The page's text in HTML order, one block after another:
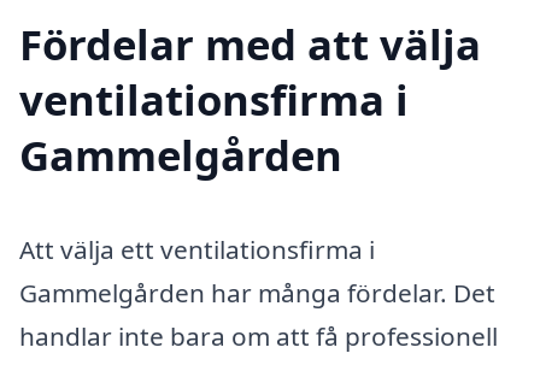
Fördelar med att välja
ventilationsfirma i
Gammelgården
Att välja ett ventilationsfirma i
Gammelgården har många fördelar. Det
handlar inte bara om att få professionell